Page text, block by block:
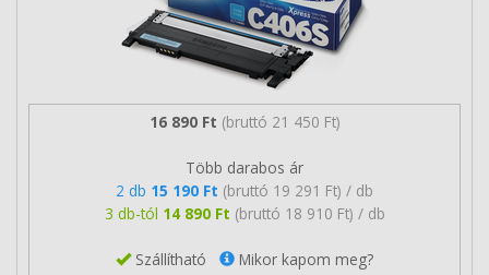
16 890 Ft (bruttó 21 450 Ft)
Több darabos ár
2 db 15 190 Ft (bruttó 19 291 Ft) / db
3 db-tól 14 890 Ft (bruttó 18 910 Ft) / db
Szállítható Mikor kapom meg?